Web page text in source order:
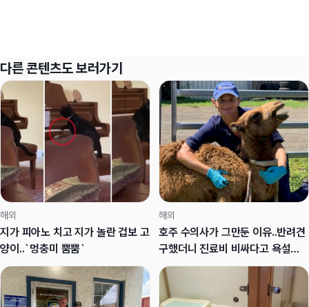
다른 콘텐츠도 보러가기
해외
지가 피아노 치고 지가 놀란 겁보 고
양이..`멍충미 뿜뿜`
해외
호주 수의사가 그만둔 이유..반려견
구했더니 진료비 비싸다고 욕설에
멱살잡이